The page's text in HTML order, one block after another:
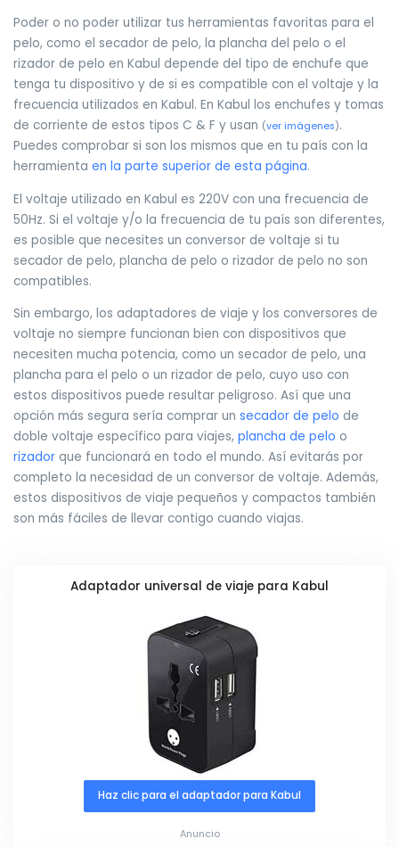
Poder o no poder utilizar tus herramientas favoritas para el
pelo, como el secador de pelo, la plancha del pelo o el
rizador de pelo en Kabul depende del tipo de enchufe que
tenga tu dispositivo y de si es compatible con el voltaje y la
frecuencia utilizados en Kabul. En Kabul los enchufes y tomas
de corriente de estos tipos C & F y usan (ver imágenes).
Puedes comprobar si son los mismos que en tu país con la
herramienta en la parte superior de esta página.
El voltaje utilizado en Kabul es 220V con una frecuencia de
50Hz. Si el voltaje y/o la frecuencia de tu país son diferentes,
es posible que necesites un conversor de voltaje si tu
secador de pelo, plancha de pelo o rizador de pelo no son
compatibles.
Sin embargo, los adaptadores de viaje y los conversores de
voltaje no siempre funcionan bien con dispositivos que
necesiten mucha potencia, como un secador de pelo, una
plancha para el pelo o un rizador de pelo, cuyo uso con
estos dispositivos puede resultar peligroso. Así que una
opción más segura sería comprar un secador de pelo de
doble voltaje específico para viajes, plancha de pelo o
rizador que funcionará en todo el mundo. Así evitarás por
completo la necesidad de un conversor de voltaje. Además,
estos dispositivos de viaje pequeños y compactos también
son más fáciles de llevar contigo cuando viajas.
Adaptador universal de viaje para Kabul
Haz clic para el adaptador para Kabul
Anuncio